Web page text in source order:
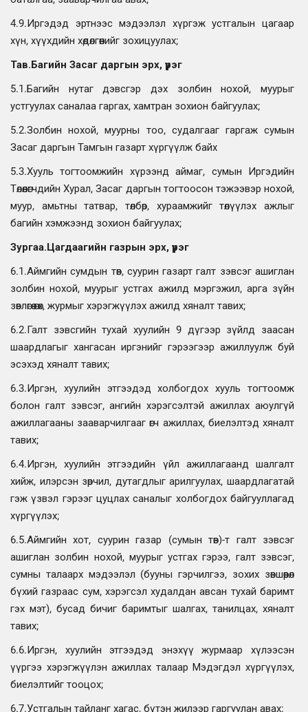
4.9.Иргэдэд эртнээс мэдээлэл хүргэж устгалын цагаар
хүн, хүүхдийн хөдөлгөөнийг зохицуулах;
Тав.Багийн Засаг даргын эрх, үүрэг
5.1.Багийн нутаг дэвсгэр дэх золбин нохой, муурыг
устгуулах саналаа гаргах, хамтран зохион байгуулах;
5.2.Золбин нохой, муурны тоо, судалгааг гаргаж сумын
Засаг даргын Тамгын газарт хүргүүлж байх
5.3.Хууль тогтоомжийн хүрээнд аймаг, сумын Иргэдийн
Төлөөлөгчдийн Хурал, Засаг даргын тогтоосон тэжээвэр нохой,
муур, амьтны татвар, төлбөр, хураамжийг төлүүлэх ажлыг
багийн хэмжээнд зохион байгуулах;
Зургаа.Цагдаагийн газрын эрх, үүрэг
6.1.Аймгийн сумдын төв, суурин газарт галт зэвсэг ашиглан
золбин нохой, муурыг устгах ажилд мэргэжил, арга зүйн
зөвлөгөө өгөх, журмыг хэрэгжүүлэх ажилд хяналт тавих;
6.2.Галт зэвсгийн тухай хуулийн 9 дүгээр зүйлд заасан
шаардлагыг хангасан иргэнийг гэрээгээр ажиллуулж буй
эсэхэд хяналт тавих;
6.3.Иргэн, хуулийн этгээдэд холбогдох хууль тогтоомж
болон галт зэвсэг, ангийн хэрэгсэлтэй ажиллах аюулгүй
ажиллагааны зааварчилгааг өгч ажиллах, биелэлтэд хяналт
тавих;
6.4.Иргэн, хуулийн этгээдийн үйл ажиллагаанд шалгалт
хийж, илэрсэн зөрчил, дутагдлыг арилгуулах, шаардлагатай
гэж үзвэл гэрээг цуцлах саналыг холбогдох байгууллагад
хүргүүлэх;
6.5.Аймгийн хот, суурин газар (сумын төв)-т галт зэвсэг
ашиглан золбин нохой, муурыг устгах гэрээ, галт зэвсэг,
сумны талаарх мэдээлэл (бууны гэрчилгээ, зохих зөвшөөрөл
бүхий газраас сум, хэрэгсэл худалдан авсан тухай баримт
гэх мэт), бусад бичиг баримтыг шалгах, танилцах, хяналт
тавих;
6.6.Иргэн, хуулийн этгээдэд энэхүү журмаар хүлээсэн
үүргээ хэрэгжүүлэн ажиллах талаар Мэдэгдэл хүргүүлэх,
биелэлтийг тооцох;
6.7.Устгалын тайланг хагас, бүтэн жилээр гаргуулан авах;